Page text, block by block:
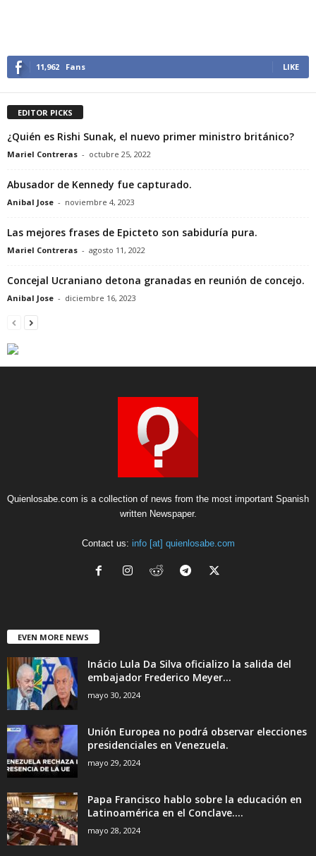
11,962 Fans LIKE
EDITOR PICKS
¿Quién es Rishi Sunak, el nuevo primer ministro británico?
Mariel Contreras - octubre 25, 2022
Abusador de Kennedy fue capturado.
Anibal Jose - noviembre 4, 2023
Las mejores frases de Epicteto son sabiduría pura.
Mariel Contreras - agosto 11, 2022
Concejal Ucraniano detona granadas en reunión de concejo.
Anibal Jose - diciembre 16, 2023
Quienlosabe.com is a collection of news from the most important Spanish
written Newspaper.
Contact us: info [at] quienlosabe.com
EVEN MORE NEWS
Inácio Lula Da Silva oficializo la salida del
embajador Frederico Meyer...
mayo 30, 2024
Unión Europea no podrá observar elecciones
presidenciales en Venezuela.
mayo 29, 2024
Papa Francisco hablo sobre la educación en
Latinoamérica en el Conclave....
mayo 28, 2024